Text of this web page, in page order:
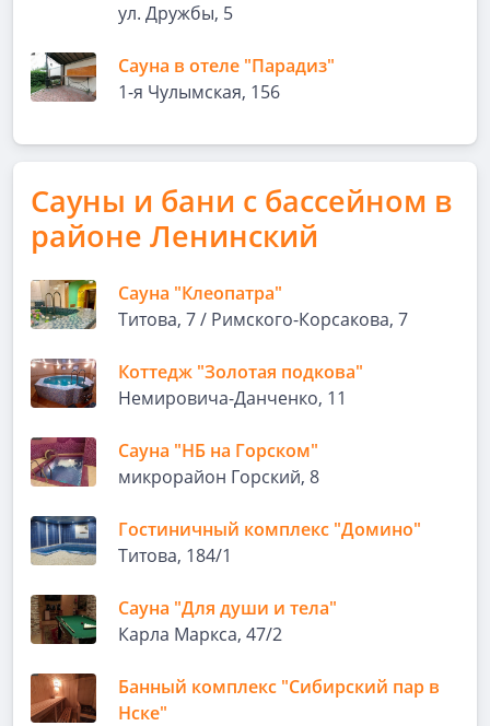
ул. Дружбы, 5
Сауна в отеле "Парадиз"
1-я Чулымская, 156
Сауны и бани с бассейном в
районе Ленинский
Сауна "Клеопатра"
Титова, 7 / Римского-Корсакова, 7
Коттедж "Золотая подкова"
Немировича-Данченко, 11
Сауна "НБ на Горском"
микрорайон Горский, 8
Гостиничный комплекс "Домино"
Титова, 184/1
Сауна "Для души и тела"
Карла Маркса, 47/2
Банный комплекс "Сибирский пар в
Нске"